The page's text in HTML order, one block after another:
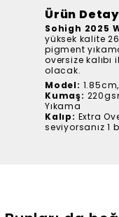
Ürün
Sohigh 2025
yüksek kalite
pigment
oversize kalıbı
olacak.
Model:
Kumaş:
Yıkama
Kalıp: Extra
seviyorsanız 1